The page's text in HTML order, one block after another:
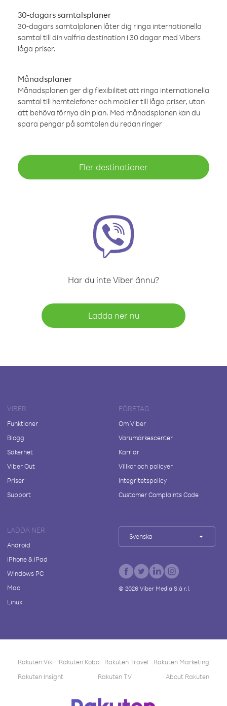
30-dagars samtalsplaner
30-dagars samtalplanen låter dig ringa internationella
samtal till din valfria destination i 30 dagar med Vibers
låga priser.
Månadsplaner
Månadsplanen ger dig flexibilitet att ringa internationella
samtal till hemtelefoner och mobiler till låga priser, utan
att behöva förnya din plan. Med månadsplanen kan du
spara pengar på samtalen du redan ringer
Fler destinationer
Har du inte Viber ännu?
Ladda ner nu
VIBER
Funktioner
Blogg
Säkerhet
Viber Out
Priser
Support
FÖRETAG
Om Viber
Varumärkescenter
Karriär
Villkor och policyer
Integritetspolicy
Customer Complaints Code
LADDA NER
Android
iPhone & iPad
Windows PC
Mac
Linux
Svenska
© 2026Viber Media S.à r.l.
Rakuten Viki Rakuten Kobo Rakuten Travel
Rakuten Marketing
Rakuten Insight
Rakuten TV About Rakuten